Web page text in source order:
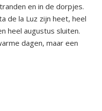
en in de dorpjes.
de la Luz zijn heet, heel
heel augustus sluiten.
dagen, maar een